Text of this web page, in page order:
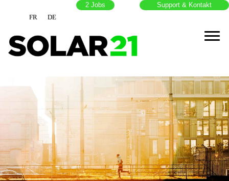
FR DE
2Jobs Support & Kontakt